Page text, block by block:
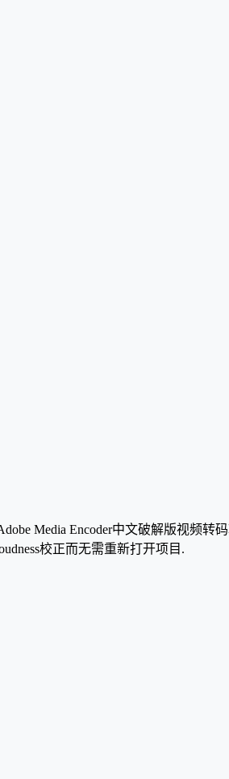
Media Encoder中文破解版视频转
校正而无需重新打开项目.